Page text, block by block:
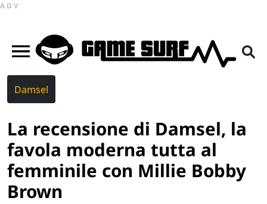
ADV
Damsel
La recensione di Damsel, la
favola moderna tutta al
femminile con Millie Bobby
Brown